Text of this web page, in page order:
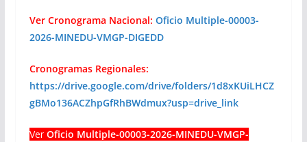
Ver Cronograma Nacional: Oficio Multiple-00003-
2026-MINEDU-VMGP-DIGEDD
Cronogramas Regionales:
https://drive.google.com/drive/folders/1d8xKUiLHCZ
gBMo136ACZhpGfRhBWdmux?usp=drive_link
VerOficio Multiple-00003-2026-MINEDU-VMGP-